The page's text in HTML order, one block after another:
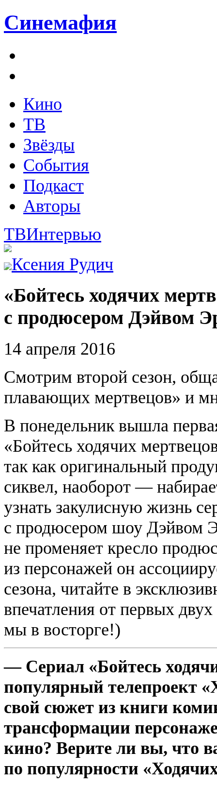
Синемафия
Кино
ТВ
Звёзды
События
Подкаст
Авторы
ТВИнтервью
Ксения Рудич
«Бойтесь ходячих
с продюсером Дэйвом
14 апреля 2016
Смотрим второй сезон,
плавающих мертвецов» и
В понедельник вышла
«Бойтесь ходячих
так как оригинальный
сиквел, наоборот —
узнать закулисную жизнь
с продюсером шоу Дэйвом
не променяет кресло
из персонажей он
сезона, читайте в
впечатления от первых
мы в восторге!)
— Сериал «Бойтесь
популярный телепроект
свой сюжет из книги
трансформации
кино? Верите ли вы, что
по популярности